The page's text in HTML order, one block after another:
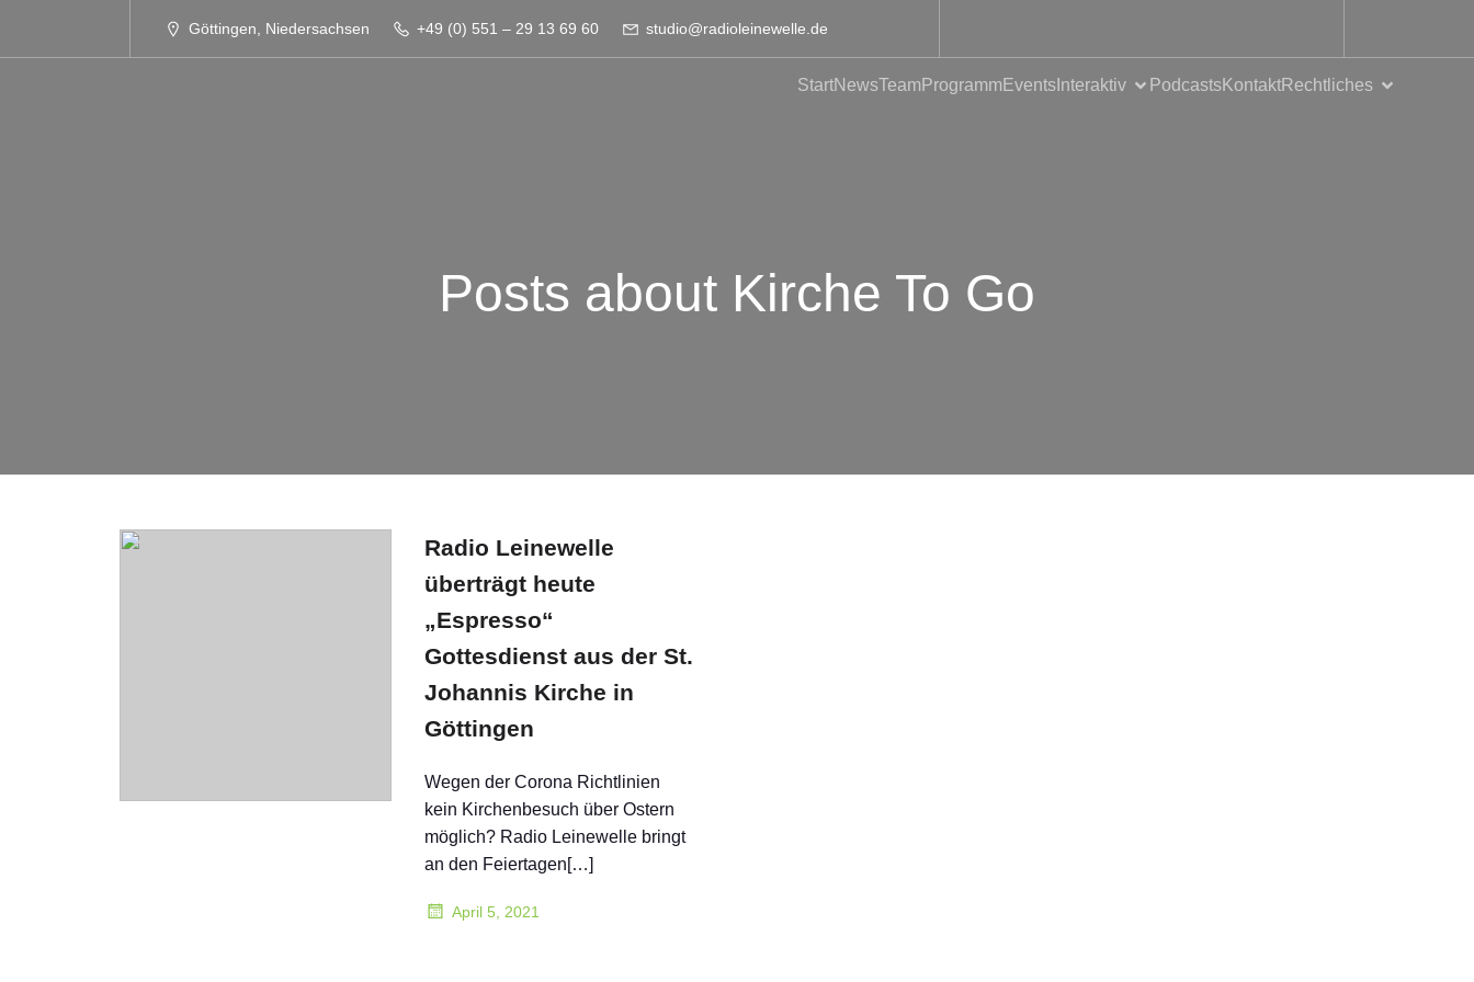
Göttingen, Niedersachsen +49 (0) 551 – 29 13 69 60 studio@radioleinewelle.de
StartNewsTeam Programm Events Interaktiv PodcastsKontaktRechtliches
Posts about Kirche To Go
Radio Leinewelle
überträgt heute
„Espresso“
Gottesdienst aus der St.
Johannis Kirche in
Göttingen
Wegen der Corona Richtlinien
kein Kirchenbesuch über Ostern
möglich? Radio Leinewelle bringt
an den Feiertagen[…]
April 5, 2021